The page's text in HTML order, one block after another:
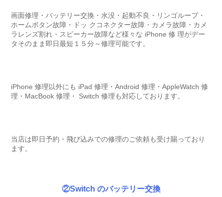
画面修理・バッテリー交換・水没・起動不良・リンゴループ・
ホームボタン故障・ドッ クコネクター故障・カメラ故障・カメ
ラレンズ割れ・スピーカー故障など様々な iPhone 修 理がデー
タそのまま即日最短１５分～修理可能です。
iPhone 修理以外にも iPad 修理・Android 修理・AppleWatch 修
理・MacBook 修理・ Switch 修理も対応しております。
当店は即日予約・飛び込みでの修理のご依頼も受け賜っており
ます。
②Switch のバッテリー交換